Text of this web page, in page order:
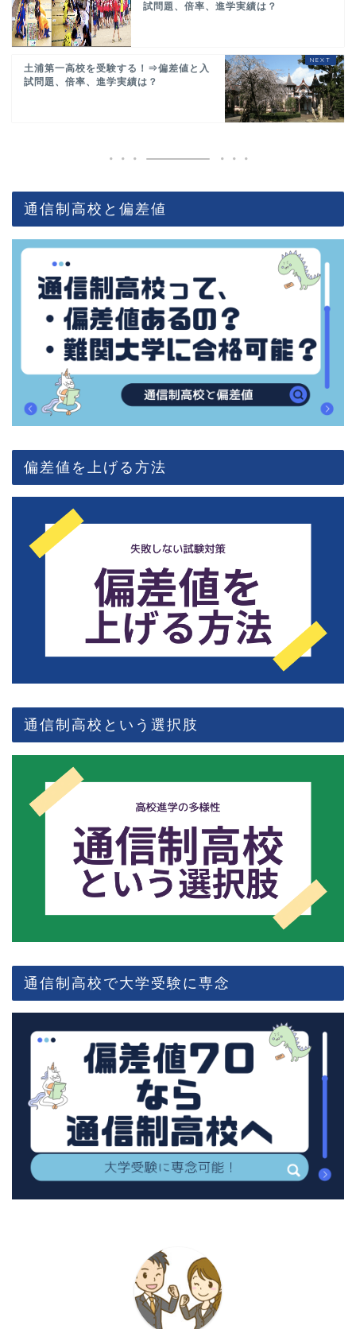
試問題、倍率、進学実績は？
土浦第一高校を受験する！⇒偏差値と入
試問題、倍率、進学実績は？
通信制高校と偏差値
偏差値を上げる方法
通信制高校という選択肢
通信制高校で大学受験に専念